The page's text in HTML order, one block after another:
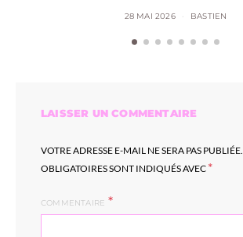
28 MAI 2026 BASTIEN
LAISSER UN COMMENTAIRE
VOTRE ADRESSE E-MAIL NE SERA PAS PUBLIÉE.
OBLIGATOIRES SONT INDIQUÉS AVEC *
COMMENTAIRE